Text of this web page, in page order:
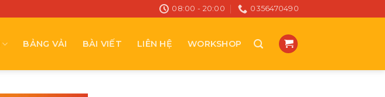
08:00 - 20:00 0356470490
BẢNG VẢI BÀI VIẾT LIÊN HỆ WORKSHOP